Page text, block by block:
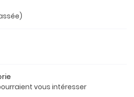
Restez
vous intéresser